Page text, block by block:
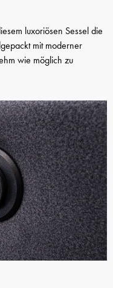
luxoriösen Sessel die
mit moderner
wie möglich zu